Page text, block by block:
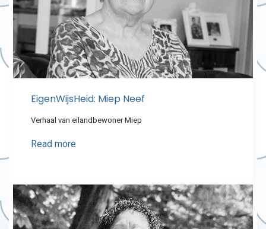
EigenWijsHeid: Miep Neef
Verhaal van eilandbewoner Miep
Read more